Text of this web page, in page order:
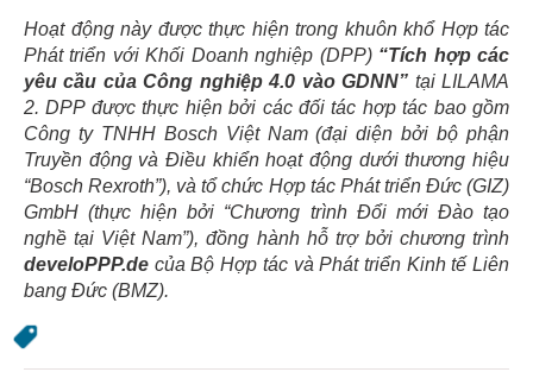
Hoạt động này được thực hiện trong khuôn khổ Hợp tác
Phát triển với Khối Doanh nghiệp (DPP) “Tích hợp các
yêu cầu của Công nghiệp 4.0 vào GDNN” tại LILAMA
2. DPP được thực hiện bởi các đối tác hợp tác bao gồm
Công ty TNHH Bosch Việt Nam (đại diện bởi bộ phận
Truyền động và Điều khiển hoạt động dưới thương hiệu
“Bosch Rexroth”), và tổ chức Hợp tác Phát triển Đức (GIZ)
GmbH (thực hiện bởi “Chương trình Đổi mới Đào tạo
nghề tại Việt Nam”), đồng hành hỗ trợ bởi chương trình
develoPPP.de của Bộ Hợp tác và Phát triển Kinh tế Liên
bang Đức (BMZ).